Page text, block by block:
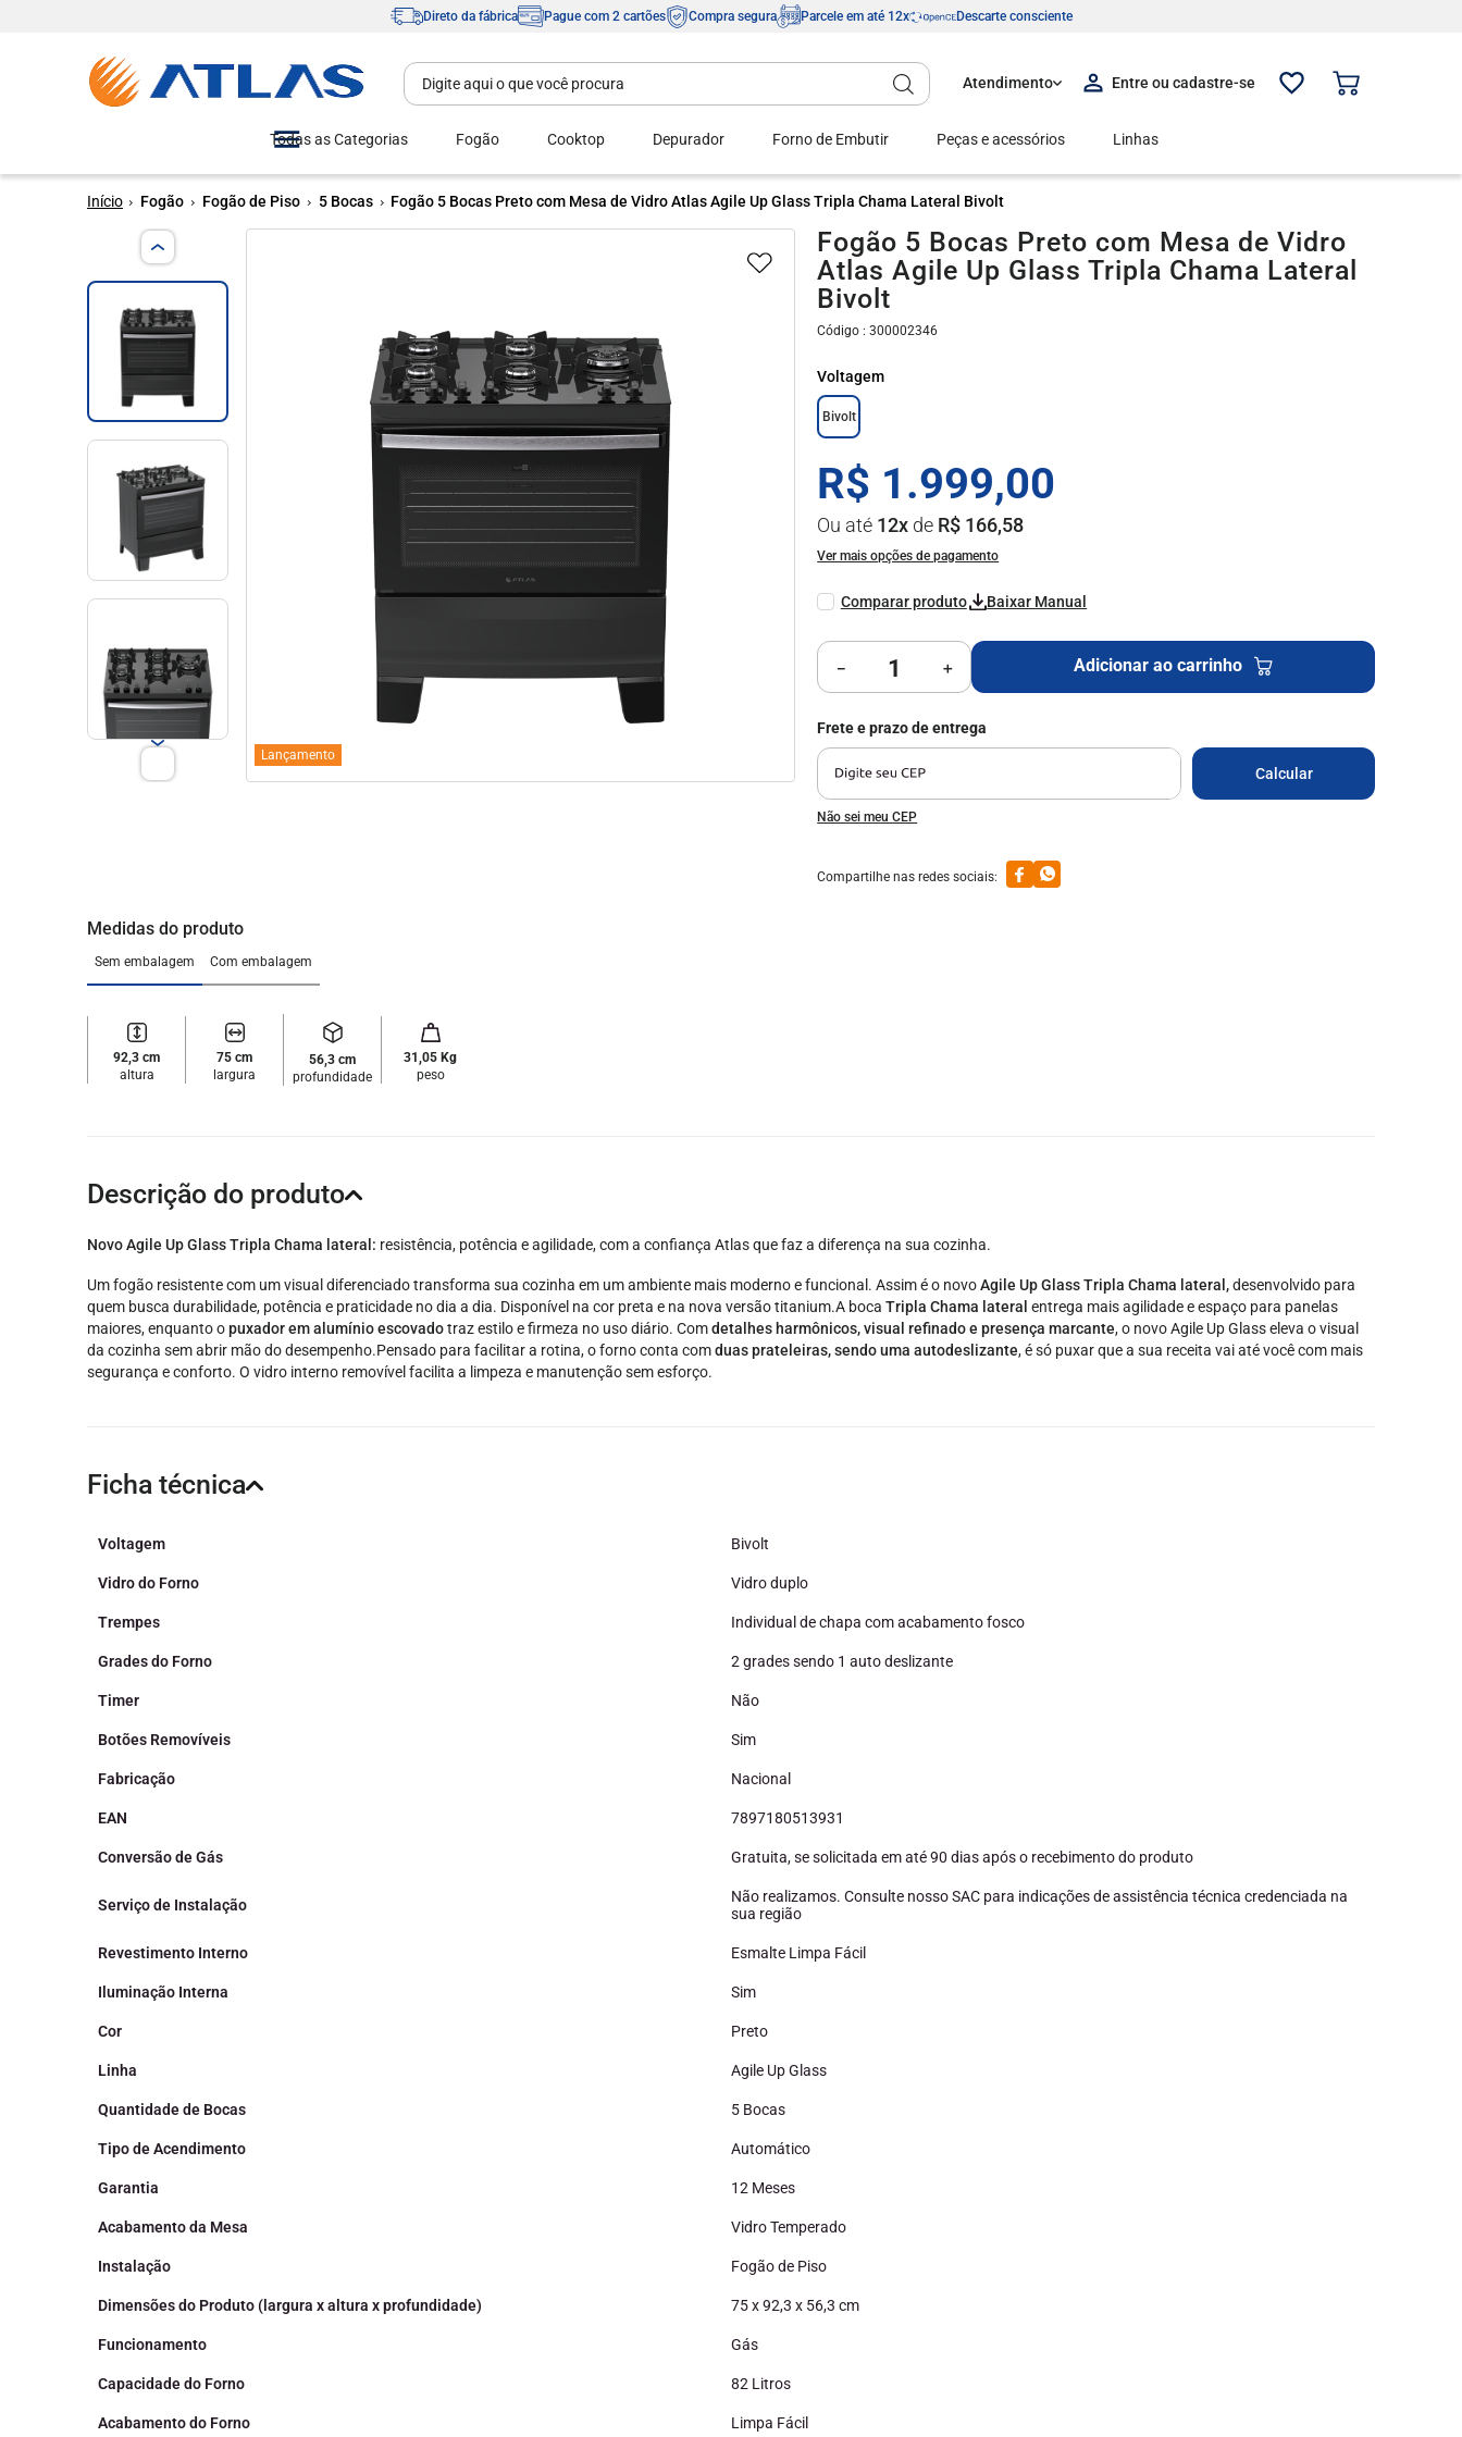
Direto da fábrica Pague com 2 cartões Compra segura Parcele em até 12x Descarte consciente
Digite aqui o que você procura Atendimento
Todas as Categorias Fogão Cooktop Depurador Forno de Embutir Peças e acessórios Linhas
Fogão Fogão de Piso 5 Bocas Fogão 5 Bocas Preto com Mesa de Vidro Atlas Agile Up Glass Tripla Chama Lateral Bivolt
Lançamento
Fogão 5 Bocas Preto com Mesa de Vidro
Atlas Agile Up Glass Tripla Chama Lateral
Bivolt
:300002346
Voltagem
Bivolt
R$ 1.999,00
Ou até 12x de R$ 166,58
Ver mais opções de pagamento
Baixar Manual
＋
－ Adicionar ao carrinho
Não sei meu CEP
Medidas do produto
Sem embalagem Com embalagem
92,3 cm
altura
75 cm
largura
56,3 cm
profundidade
31,05 Kg
peso
Descrição do produto
Novo Agile Up Glass Tripla Chama lateral: resistência, potência e agilidade, com a confiança Atlas que faz a diferença na sua cozinha.
Um fogão resistente com um visual diferenciado transforma sua cozinha em um ambiente mais moderno e funcional. Assim é o novoAgile Up Glass Tripla Chama lateral,desenvolvido para
quem busca durabilidade, potência e praticidade no dia a dia. Disponível na cor preta e na nova versão titanium.A boca Tripla Chama lateral entrega mais agilidade e espaço para panelas
maiores, enquanto opuxador em alumínio escovadotraz estilo e firmeza no uso diário. Comdetalhes harmônicos, visual refinado e presença marcante, o novo Agile Up Glass eleva o visual
da cozinha sem abrir mão do desempenho.Pensado para facilitar a rotina, o forno conta comduas prateleiras, sendo uma autodeslizante, é só puxar que a sua receita vai até você com mais
segurança e conforto. O vidro interno removível facilita a limpeza e manutenção sem esforço.
Ficha técnica
Voltagem Bivolt
Vidro do Forno Vidro duplo
Trempes Individual de chapa com acabamento fosco
Grades do Forno 2 grades sendo 1 auto deslizante
Timer Não
Botões Removíveis Sim
Fabricação Nacional
EAN 7897180513931
Conversão de Gás Gratuita, se solicitada em até 90 dias após o recebimento do produto
Serviço de Instalação
Não realizamos. Consulte nosso SAC para indicações de assistência técnica credenciada na
sua região
Revestimento Interno Esmalte Limpa Fácil
Iluminação Interna Sim
Cor Preto
Linha Agile Up Glass
Quantidade de Bocas 5 Bocas
Tipo de Acendimento Automático
Garantia 12 Meses
Acabamento da Mesa Vidro Temperado
Instalação Fogão de Piso
Dimensões do Produto (largura x altura x profundidade) 75 x 92,3 x 56,3 cm
Funcionamento Gás
Capacidade do Forno 82 Litros
Acabamento do Forno Limpa Fácil
buscados
1º fogão 4 bocas
fogão 5 bocas
cooktop
mônaco
agile
fogão
mesa vidro
forno